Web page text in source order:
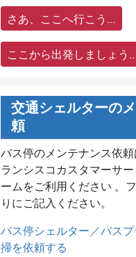
さあ、ここへ行こう…
ここから出発しましょう
交通シェルターの
頼
バス停のメンテナンス依頼
ランシスコカスタマーサ
ームをご利用ください 。
りにご記入ください。
バス停シェルター／バス
掃を依頼する